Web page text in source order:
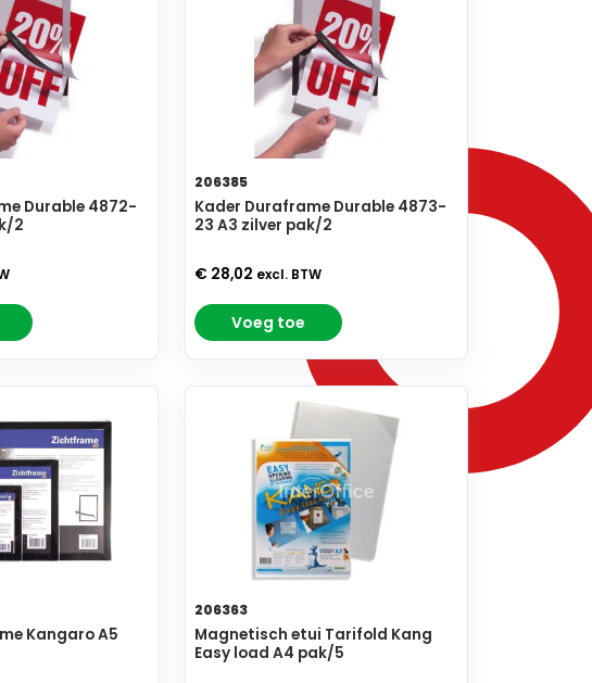
Durable 4872-
2
206385
Kader Duraframe Durable 4873-
23 A3 zilver pak/2
€ 28,02 excl. BTW
Voeg toe
Kangaro A5
206363
Magnetisch etui Tarifold Kang
Easy load A4 pak/5